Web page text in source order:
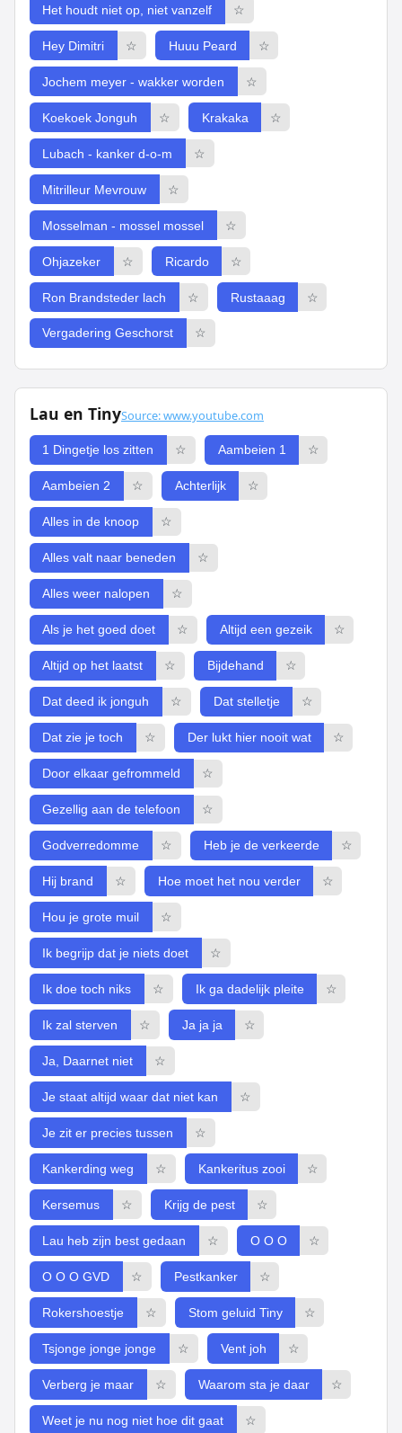
Internet
Memes
Sound
Effects
Kermis
Game
Sounds
TV
Tunes
&
Movies
Het houdt niet op, niet vanzelf ☆
Hey Dimitri ☆ Huuu Peard ☆
Jochem meyer - wakker worden ☆
Koekoek Jonguh ☆ Krakaka ☆
Lubach - kanker d-o-m ☆
Mitrilleur Mevrouw ☆
Mosselman - mossel mossel ☆
Ohjazeker ☆ Ricardo ☆
Ron Brandsteder lach ☆ Rustaaag ☆
Vergadering Geschorst ☆
Lau en TinySource: www.youtube.com
1 Dingetje los zitten ☆ Aambeien 1 ☆
Aambeien 2 ☆ Achterlijk ☆
Alles in de knoop ☆
Alles valt naar beneden ☆
Alles weer nalopen ☆
Als je het goed doet ☆ Altijd een gezeik ☆
Altijd op het laatst ☆ Bijdehand ☆
Dat deed ik jonguh ☆ Dat stelletje ☆
Dat zie je toch ☆ Der lukt hier nooit wat ☆
Door elkaar gefrommeld ☆
Gezellig aan de telefoon ☆
Godverredomme ☆ Heb je de verkeerde ☆
Hij brand ☆ Hoe moet het nou verder ☆
Hou je grote muil ☆
Ik begrijp dat je niets doet ☆
Ik doe toch niks ☆ Ik ga dadelijk pleite ☆
Ik zal sterven ☆ Ja ja ja ☆
Ja, Daarnet niet ☆
Je staat altijd waar dat niet kan ☆
Je zit er precies tussen ☆
Kankerding weg ☆ Kankeritus zooi ☆
Kersemus ☆ Krijg de pest ☆
Lau heb zijn best gedaan ☆ O O O ☆
O O O GVD ☆ Pestkanker ☆
Rokershoestje ☆ Stom geluid Tiny ☆
Tsjonge jonge jonge ☆ Vent joh ☆
Verberg je maar ☆ Waarom sta je daar ☆
Weet je nu nog niet hoe dit gaat ☆